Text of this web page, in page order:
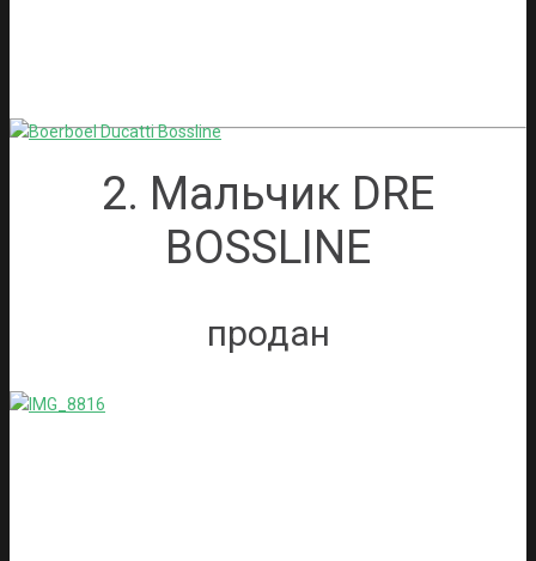
2. Мальчик DRE
BOSSLINE
продан